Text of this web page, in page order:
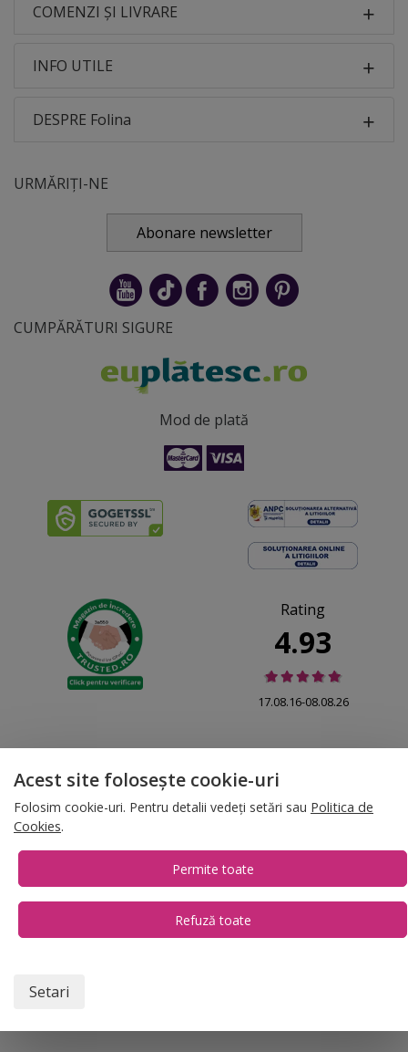
COMENZI ȘI LIVRARE
INFO UTILE
DESPRE Folina
URMĂRIȚI-NE
Abonare newsletter
CUMPĂRĂTURI SIGURE
Mod de plată
Rating
4.93
17.08.16-08.08.26
© 2026 Folina.ro | All Rights Reserved. Folina.ro |Designed by Artvertising
•
+4 0754.069.667
Acest site folosește cookie-uri
Folosim cookie-uri. Pentru detalii vedeți setări sau Politica de
Cookies.
Permite toate
Refuză toate
Setari